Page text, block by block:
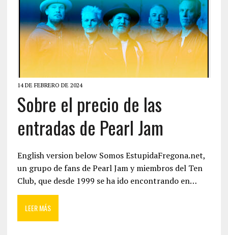
14 DE FEBRERO DE 2024
Sobre el precio de las
entradas de Pearl Jam
English version below Somos EstupidaFregona.net,
un grupo de fans de Pearl Jam y miembros del Ten
Club, que desde 1999 se ha ido encontrando en…
LEER MÁS